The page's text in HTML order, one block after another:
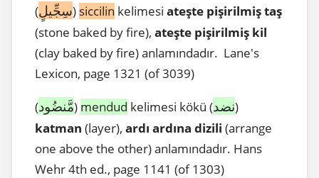
(سِجِّيلٍ) siccilin kelimesi ateşte pişirilmiş taş
(stone baked by fire), ateşte pişirilmiş kil
(clay baked by fire) anlamındadır. Lane's
Lexicon, page 1321 (of 3039)
(مَّنضُود) mendud kelimesi kökü (نضد)
katman (layer), ardı ardına dizili (arrange
one above the other) anlamındadır. Hans
Wehr 4th ed., page 1141 (of 1303)